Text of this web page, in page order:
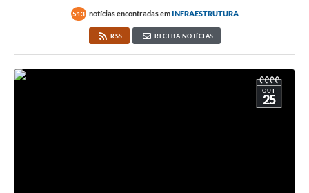
513 notícias encontradas emINFRAESTRUTURA
RSS RECEBA NOTÍCIAS
OUT
25